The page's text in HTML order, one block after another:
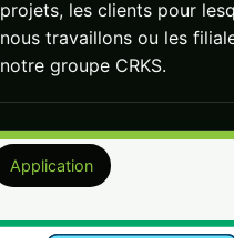
projets, les clients pour
nous travaillons ou les
notre groupe CRKS.
Application